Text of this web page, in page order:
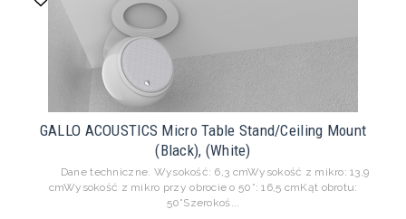
GALLO ACOUSTICS Micro Table Stand/Ceiling Mount
(Black), (White)
Dane techniczne. Wysokość: 6,3 cmWysokość z mikro: 13,9
cmWysokość z mikro przy obrocie o 50°: 16,5 cmKąt obrotu:
50°Szerokoś...